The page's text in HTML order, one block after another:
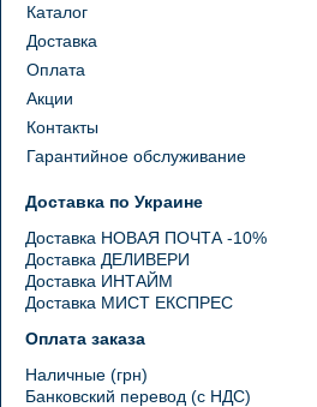
Каталог
Доставка
Оплата
Акции
Контакты
Гарантийное обслуживание
Доставка по Украине
Доставка НОВАЯ ПОЧТА -10%
Доставка ДЕЛИВЕРИ
Доставка ИНТАЙМ
Доставка МИСТ ЕКСПРЕС
Оплата заказа
Наличные (грн)
Банковский перевод (с НДС)